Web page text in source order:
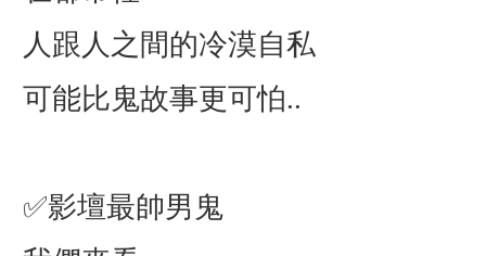
人跟人之間的冷漠自私
可能比鬼故事更可怕..
✅影壇最帥男鬼